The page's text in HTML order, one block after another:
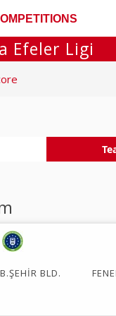
Efeler Ligi
BLD.